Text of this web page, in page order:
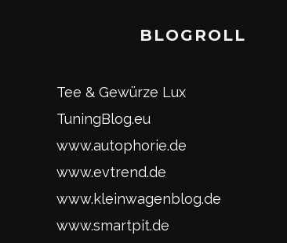
BLOGROLL
Tee & Gewürze Lux
TuningBlog.eu
www.autophorie.de
www.evtrend.de
www.kleinwagenblog.de
www.smartpit.de